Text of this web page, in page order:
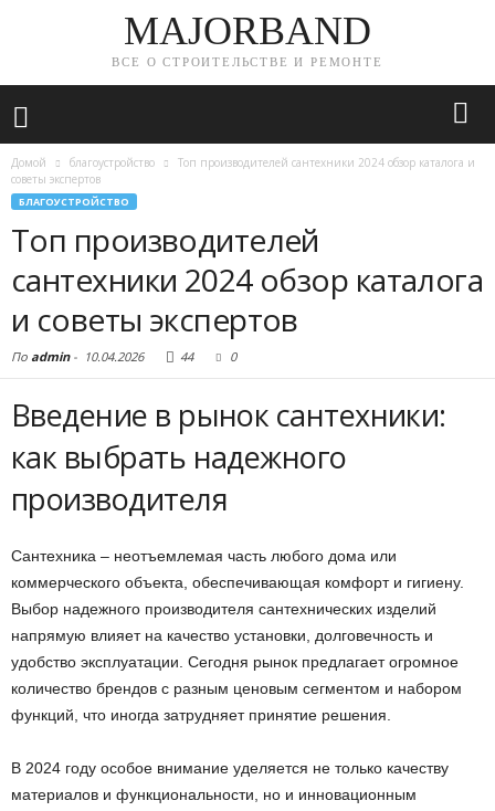
MAJORBAND
ВСЕ О СТРОИТЕЛЬСТВЕ И РЕМОНТЕ
Домой благоустройство
Топ производителей сантехники 2024 обзор каталога и
советы экспертов
БЛАГОУСТРОЙСТВО
Топ производителей
сантехники 2024 обзор каталога
и советы экспертов
По admin- 10.04.2026 44 0
Введение в рынок сантехники:
как выбрать надежного
производителя
Сантехника – неотъемлемая часть любого дома или
коммерческого объекта, обеспечивающая комфорт и гигиену.
Выбор надежного производителя сантехнических изделий
напрямую влияет на качество установки, долговечность и
удобство эксплуатации. Сегодня рынок предлагает огромное
количество брендов с разным ценовым сегментом и набором
функций, что иногда затрудняет принятие решения.
В 2024 году особое внимание уделяется не только качеству
материалов и функциональности, но и инновационным